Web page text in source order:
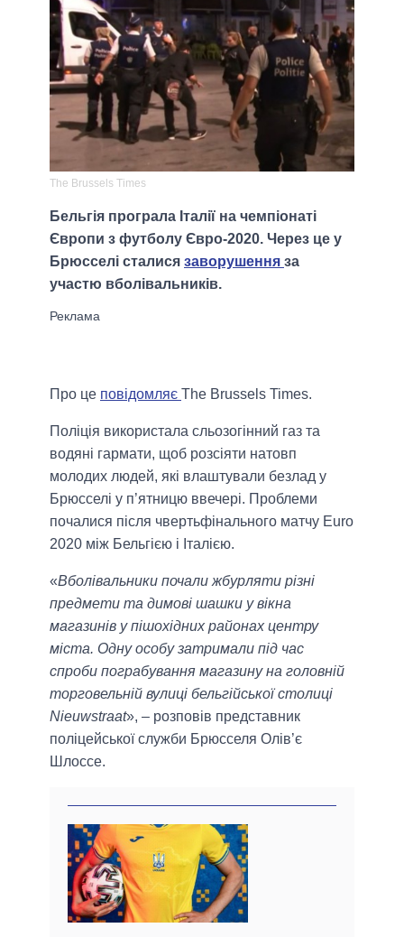
The Brussels Times
Бельгія програла Італії на чемпіонаті
Європи з футболу Євро-2020. Через це у
Брюсселі сталися заворушення за
участю вболівальників.
Про це повідомляє The Brussels Times.
Поліція використала сльозогінний газ та
водяні гармати, щоб розсіяти натовп
молодих людей, які влаштували безлад у
Брюсселі у п’ятницю ввечері. Проблеми
почалися після чвертьфінального матчу Euro
2020 між Бельгією і Італією.
«Вболівальники почали жбурляти різні
предмети та димові шашки у вікна
магазинів у пішохідних районах центру
міста. Одну особу затримали під час
спроби пограбування магазину на головній
торговельній вулиці бельгійської столиці
Nieuwstraat», – розповів представник
поліцейської служби Брюсселя Олів’є
Шлоссе.